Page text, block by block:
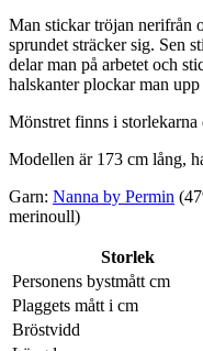
Man stickar tröjan nerifrån
sprundet sträcker sig. Sen
delar man på arbetet och
halskanter plockar man
Mönstret finns i
Modellen är 173 cm lång,
Garn: Nanna by Permin
merinoull)
Storlek
Personens bystmått cm
Plaggets mått i cm
Bröstvidd